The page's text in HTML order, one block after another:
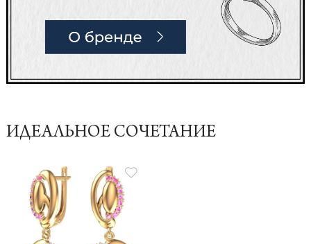
ИДЕАЛЬНОЕ СОЧЕТАНИЕ